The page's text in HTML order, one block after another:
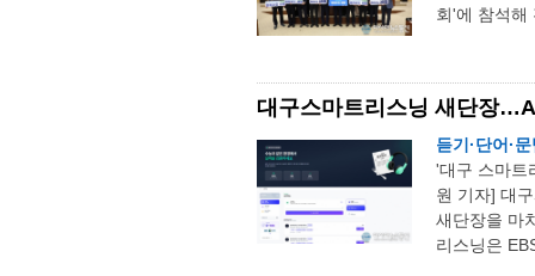
회'에 참석해
대구스마트리스닝 새단장
듣기·단어·
'대구 스마트
원 기자] 대
새단장을 마
리스닝은